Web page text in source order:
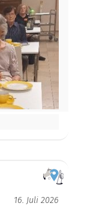
16. Juli 2026